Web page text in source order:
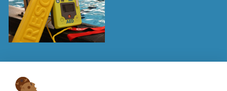
Contactgegevens
Life-Line-Trainingen